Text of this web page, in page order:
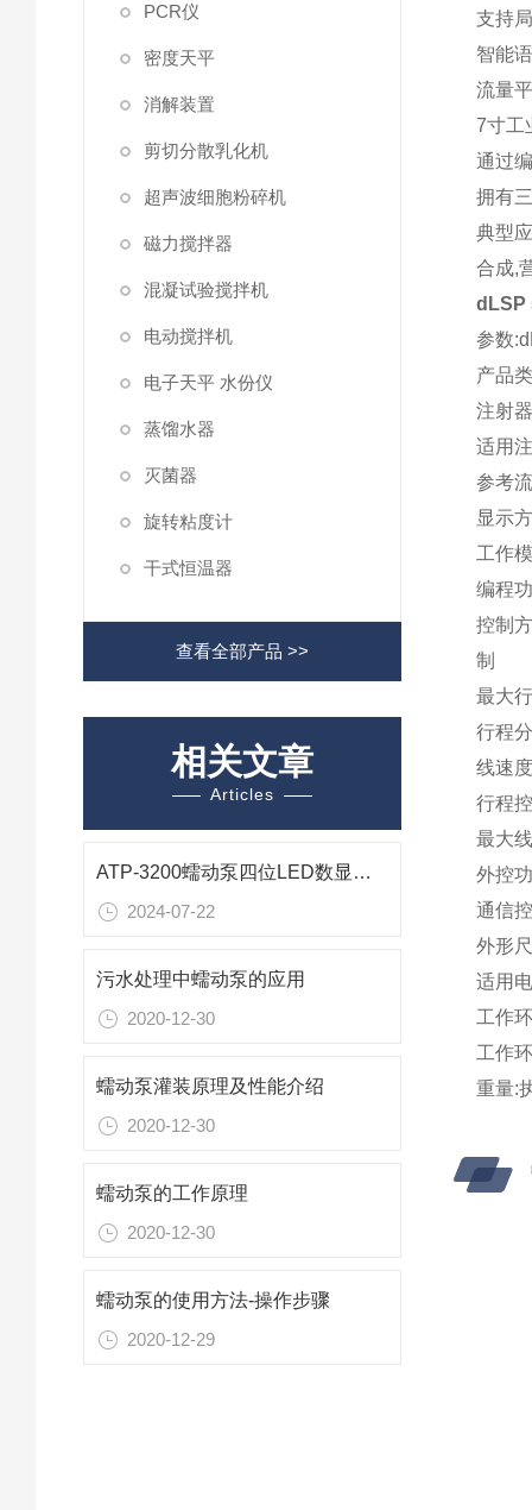
PCR仪
密度天平
消解装置
剪切分散乳化机
超声波细胞粉碎机
磁力搅拌器
混凝试验搅拌机
电动搅拌机
电子天平 水份仪
蒸馏水器
灭菌器
旋转粘度计
干式恒温器
查看全部产品 >>
相关文章
Articles
ATP-3200蠕动泵四位LED数显应用资料
2024-07-22
污水处理中蠕动泵的应用
2020-12-30
蠕动泵灌装原理及性能介绍
2020-12-30
蠕动泵的工作原理
2020-12-30
蠕动泵的使用方法-操作步骤
2020-12-29
支持
智能
流量
7寸工
通过
拥有
典型
合成,
dLSP
参数
产品
注射
适用
参考
显示
工作
编程
控制
制
最大
行程
线速
行程
最大
外控
通信
外形
适用
工作
工作
重量: